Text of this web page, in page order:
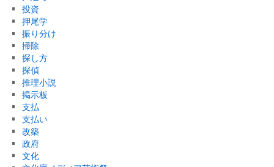
投資
押尾学
振り分け
掃除
探し方
探偵
推理小説
掲示板
支払
支払い
改築
政府
文化